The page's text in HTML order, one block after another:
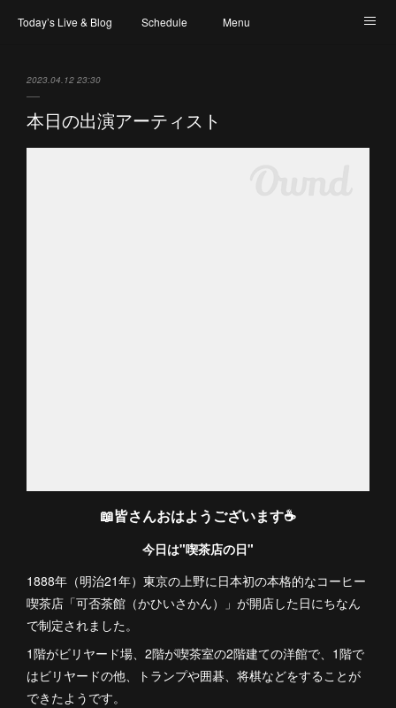
Today’s Live & Blog Schedule Menu
2023.04.12 23:30
本日の出演アーティスト
📖皆さんおはようございます☕️
今日は"喫茶店の日"
1888年（明治21年）東京の上野に日本初の本格的なコーヒー
喫茶店「可否茶館（かひいさかん）」が開店した日にちなん
で制定されました。
1階がビリヤード場、2階が喫茶室の2階建ての洋館で、1階で
はビリヤードの他、トランプや囲碁、将棋などをすることが
できたようです。